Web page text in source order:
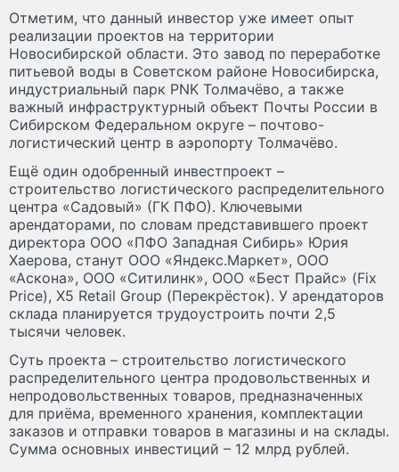
Отметим, что данный инвестор уже имеет опыт
реализации проектов на территории
Новосибирской области. Это завод по переработке
питьевой воды в Советском районе Новосибирска,
индустриальный парк PNK Толмачёво, а также
важный инфраструктурный объект Почты России в
Сибирском Федеральном округе – почтово-
логистический центр в аэропорту Толмачёво.
Ещё один одобренный инвестпроект –
строительство логистического распределительного
центра «Садовый» (ГК ПФО). Ключевыми
арендаторами, по словам представившего проект
директора ООО «ПФО Западная Сибирь» Юрия
Хаерова, станут ООО «Яндекс.Маркет», ООО
«Аскона», ООО «Ситилинк», ООО «Бест Прайс» (Fix
Price), X5 Retail Group (Перекрёсток). У арендаторов
склада планируется трудоустроить почти 2,5
тысячи человек.
Суть проекта – строительство логистического
распределительного центра продовольственных и
непродовольственных товаров, предназначенных
для приёма, временного хранения, комплектации
заказов и отправки товаров в магазины и на склады.
Сумма основных инвестиций – 12 млрд рублей.